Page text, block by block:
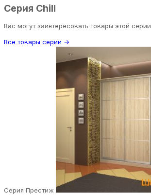
Серия Chill
Вас могут заинтересовать товары этой серии
Все товары серии →
Серия Престиж